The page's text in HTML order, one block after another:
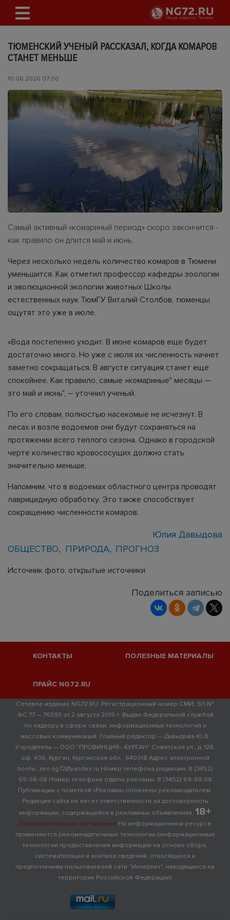
ТЮМЕНСКИЙ УЧЕНЫЙ РАССКАЗАЛ, КОГДА КОМАРОВ
СТАНЕТ МЕНЬШЕ
10.06.2026 07:00
Самый активный «комариный период» скоро закончится -
как правило он длится май и июнь.
Через несколько недель количество комаров в Тюмени
уменьшится. Как отметил профессор кафедры зоологии
и эволюционной экологии животных Школы
естественных наук ТюмГУ Виталий Столбов, тюменцы
ощутят это уже в июле.
«Вода постепенно уходит. В июне комаров еще будет
достаточно много. Но уже с июля их численность начнет
заметно сокращаться. В августе ситуация станет еще
спокойнее. Как правило, самые »комариные" месяцы —
это май и июнь", – уточнил ученый.
По его словам, полностью насекомые не исчезнут. В
лесах и возле водоемов они будут сохраняться на
протяжении всего теплого сезона. Однако в городской
черте количество кровососущих должно стать
значительно меньше.
Напомним, что в водоемах областного центра проводят
лаврицидную обработку. Это также способствует
сокращению численности комаров.
Юлия Давыдова
ОБЩЕСТВО
ПРИРОДА ПРОГНОЗ
Источник фото: открытые источники
Поделиться записью
КОНТАКТЫ ПОЛЕЗНЫЕ МАТЕРИАЛЫ
ПРАЙС NG72.RU
Сетевое издание NG72.RU. Регистрационный номер СМИ: ЭЛ №
ФС 77 — 76393 от 2 августа 2019 г. Выдан Федеральной службой
по надзору в сфере связи, информационных технологий и
массовых коммуникаций. Главный редактор — Давыдова Ю.В.
Учредитель — ООО "ПРОВИНЦИЯ - КУРГАН" Советская ул., д. 128,
оф. 406, Курган, Курганская обл., 640018 Адрес электронной
почты: zen.ng72@yandex.ru Номер телефона редакции: 8 (3452)
69-98-08 Номер телефона отдела рекламы: 8 (3452) 69-98-08
Публикации с пометкой «Реклама» оплачены рекламодателем.
Редакция сайта не несет ответственности за достоверность
информации, содержащейся в рекламных объявлениях. 18+
Пользовательское соглашение На информационном ресурсе
применяются рекомендательные технологии (информационные
технологии предоставления информации на основе сбора,
систематизации и анализа сведений, относящихся к
предпочтениям пользователей сети "Интернет", находящихся на
территории Российской Федерации)